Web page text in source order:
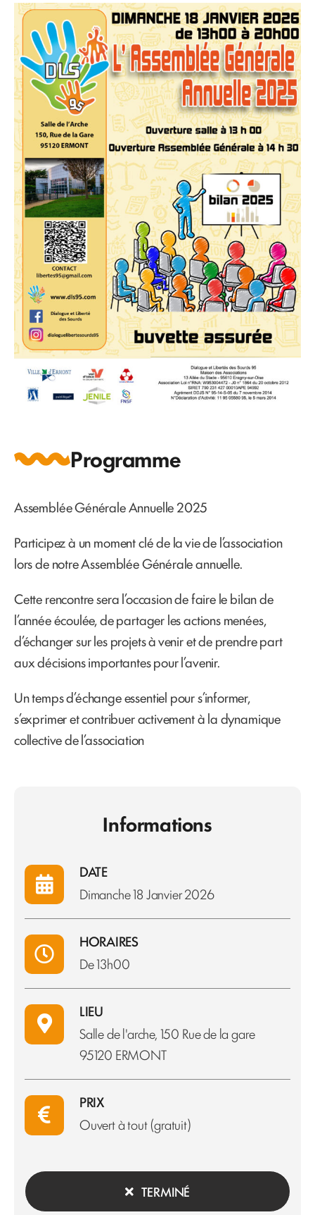
Programme
Assemblée Générale Annuelle 2025
Participez à un moment clé de la vie de l’association
lors de notre Assemblée Générale annuelle.
Cette rencontre sera l’occasion de faire le bilan de
l’année écoulée, de partager les actions menées,
d’échanger sur les projets à venir et de prendre part
aux décisions importantes pour l’avenir.
Un temps d’échange essentiel pour s’informer,
s’exprimer et contribuer activement à la dynamique
collective de l’association
Informations
DATE
Dimanche 18 Janvier 2026
HORAIRES
De 13h00
LIEU
Salle de l'arche, 150 Rue de la gare
95120 ERMONT
PRIX
Ouvert à tout (gratuit)
TERMINÉ